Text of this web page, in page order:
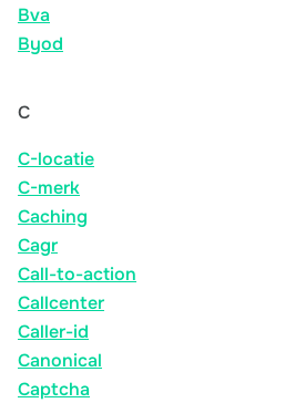
Bva
Byod
C
C-locatie
C-merk
Caching
Cagr
Call-to-action
Callcenter
Caller-id
Canonical
Captcha